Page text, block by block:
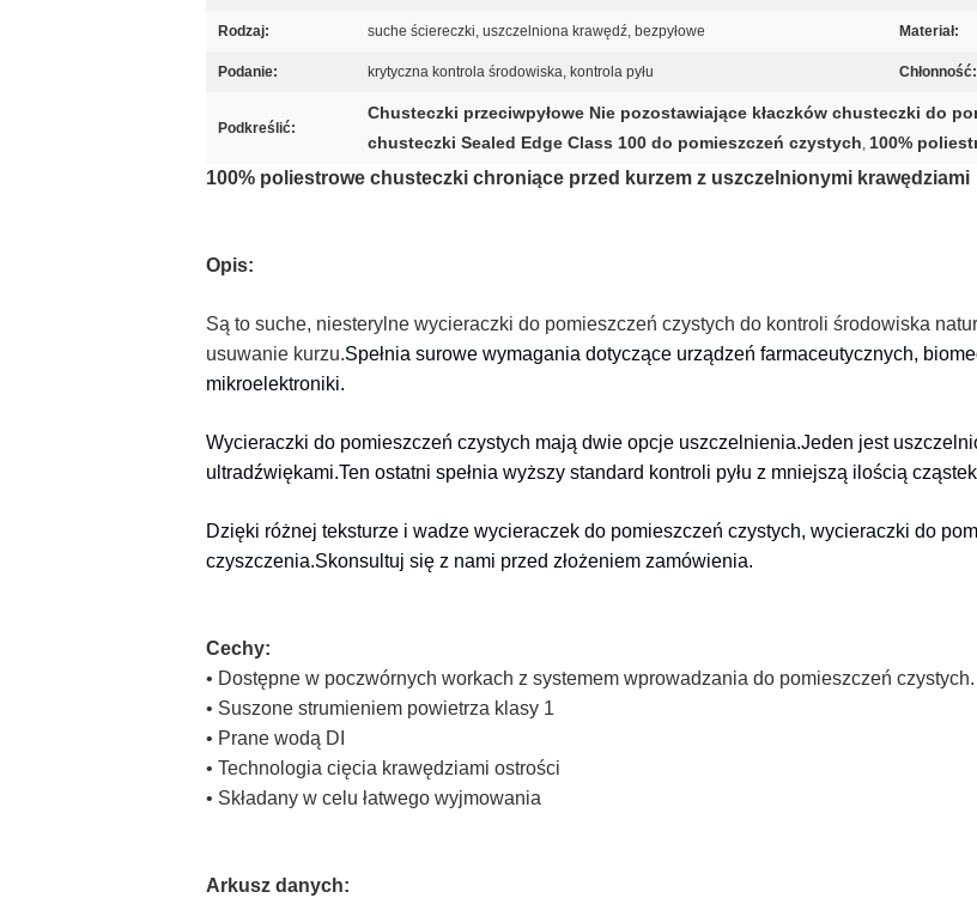
Rodzaj: suche ściereczki, uszczelniona krawędź, bezpyłowe Materiał:
Podanie: krytyczna kontrola środowiska, kontrola pyłu Chłonność:
Podkreślić:
Chusteczki przeciwpyłowe Nie pozostawiające kłaczków chusteczki do
chusteczki Sealed Edge Class 100 do pomieszczeń czystych, 100%
100% poliestrowe chusteczki chroniące przed kurzem z uszczelnionymi krawędziami
Opis:
Są to suche, niesterylne wycieraczki do pomieszczeń czystych do kontroli środowiska
usuwanie kurzu.Spełnia surowe wymagania dotyczące urządzeń farmaceutycznych,
mikroelektroniki.
Wycieraczki do pomieszczeń czystych mają dwie opcje uszczelnienia.Jeden jest
ultradźwiękami.Ten ostatni spełnia wyższy standard kontroli pyłu z mniejszą ilością cząstek
Dzięki różnej teksturze i wadze wycieraczek do pomieszczeń czystych, wycieraczki do
czyszczenia.Skonsultuj się z nami przed złożeniem zamówienia.
Cechy:
• Dostępne w poczwórnych workach z systemem wprowadzania do pomieszczeń czystych.
• Suszone strumieniem powietrza klasy 1
• Prane wodą DI
• Technologia cięcia krawędziami ostrości
• Składany w celu łatwego wyjmowania
Arkusz danych: